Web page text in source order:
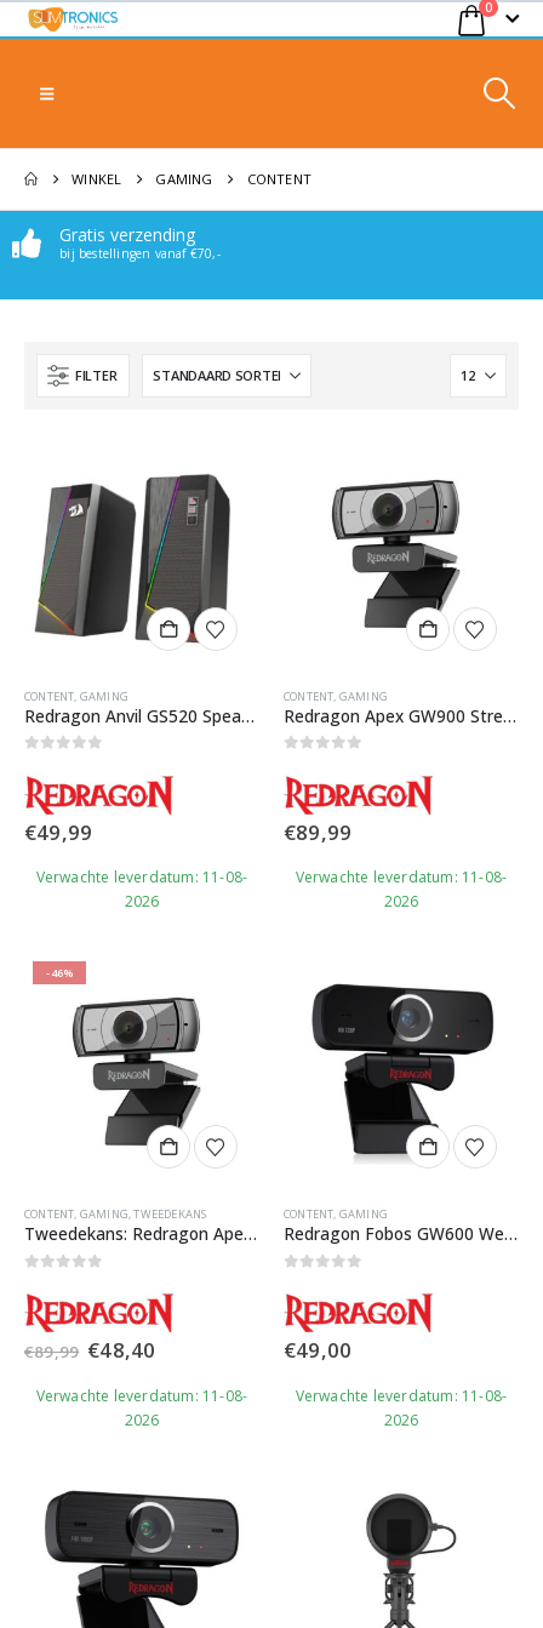
0
WINKEL GAMING CONTENT
Gratis verzending
bij bestellingen vanaf €70,-
FILTER
CONTENT, GAMING
Redragon Anvil GS520 Speaker
€49,99
Verwachte leverdatum: 11-08-
2026
CONTENT, GAMING
Redragon Apex GW900 Stream Webcam
€89,99
Verwachte leverdatum: 11-08-
2026
-46%
CONTENT, GAMING,TWEEDEKANS
Tweedekans: Redragon Apex GW900 Stream Webcam
€89,99 Oorspronkelijke
prijs
was:
€89,99.
€48,40
is:
€48,40.
Verwachte leverdatum: 11-08-
2026
CONTENT, GAMING
Redragon Fobos GW600 Webcam
€49,00
Verwachte leverdatum: 11-08-
2026